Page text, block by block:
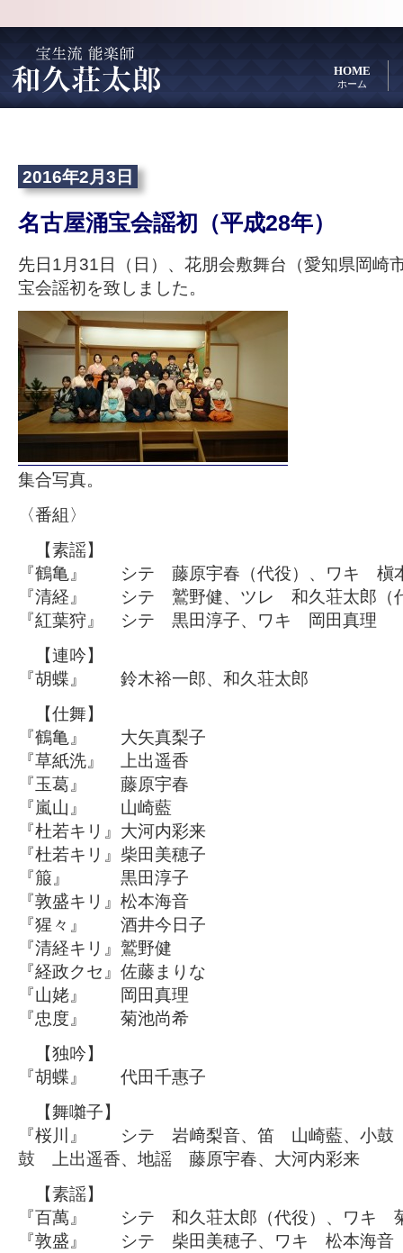
HOME
ホーム
2016年2月3日
名古屋涌宝会謡初（平成28年）
先日1月31日（日）、花朋会敷舞台（愛知県岡崎
宝会謡初を致しました。
集合写真。
〈番組〉
【素謡】
『鶴亀』 シテ 藤原宇春（代役）、ワキ 槇
『清経』 シテ 鷲野健、ツレ 和久荘太郎（
『紅葉狩』 シテ 黒田淳子、ワキ 岡田真理
【連吟】
『胡蝶』 鈴木裕一郎、和久荘太郎
【仕舞】
『鶴亀』 大矢真梨子
『草紙洗』 上出遥香
『玉葛』 藤原宇春
『嵐山』 山崎藍
『杜若キリ』大河内彩来
『杜若キリ』柴田美穂子
『箙』 黒田淳子
『敦盛キリ』松本海音
『猩々』 酒井今日子
『清経キリ』鷲野健
『経政クセ』佐藤まりな
『山姥』 岡田真理
『忠度』 菊池尚希
【独吟】
『胡蝶』 代田千惠子
【舞囃子】
『桜川』 シテ 岩﨑梨音、笛 山崎藍、小鼓
鼓 上出遥香、地謡 藤原宇春、大河内彩来
【素謡】
『百萬』 シテ 和久荘太郎（代役）、ワキ
『敦盛』 シテ 柴田美穂子、ワキ 松本海音